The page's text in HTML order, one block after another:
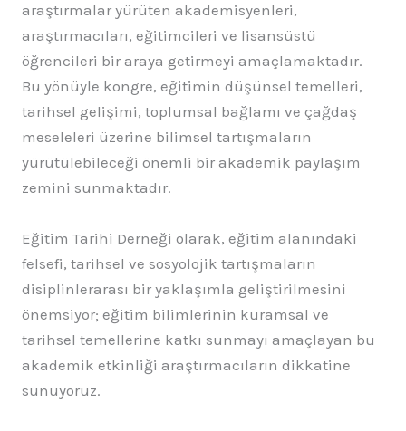
araştırmalar yürüten akademisyenleri,
araştırmacıları, eğitimcileri ve lisansüstü
öğrencileri bir araya getirmeyi amaçlamaktadır.
Bu yönüyle kongre, eğitimin düşünsel temelleri,
tarihsel gelişimi, toplumsal bağlamı ve çağdaş
meseleleri üzerine bilimsel tartışmaların
yürütülebileceği önemli bir akademik paylaşım
zemini sunmaktadır.
Eğitim Tarihi Derneği olarak, eğitim alanındaki
felsefi, tarihsel ve sosyolojik tartışmaların
disiplinlerarası bir yaklaşımla geliştirilmesini
önemsiyor; eğitim bilimlerinin kuramsal ve
tarihsel temellerine katkı sunmayı amaçlayan bu
akademik etkinliği araştırmacıların dikkatine
sunuyoruz.